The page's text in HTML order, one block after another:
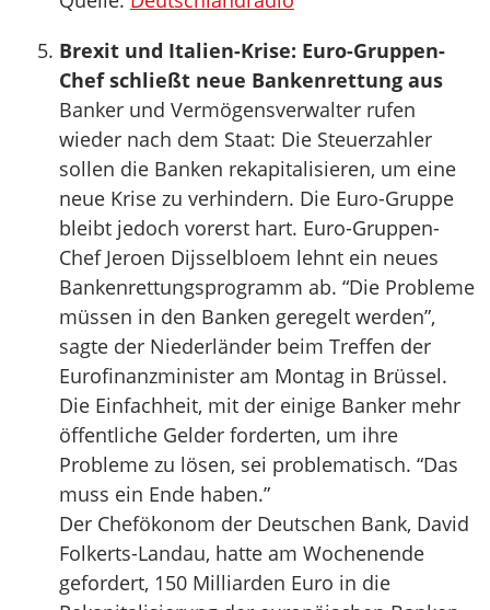
Brexit und Italien-Krise: Euro-Gruppen-
Chef schließt neue Bankenrettung aus
Banker und Vermögensverwalter rufen
wieder nach dem Staat: Die Steuerzahler
sollen die Banken rekapitalisieren, um eine
neue Krise zu verhindern. Die Euro-Gruppe
bleibt jedoch vorerst hart. Euro-Gruppen-
Chef Jeroen Dijsselbloem lehnt ein neues
Bankenrettungsprogramm ab. “Die Probleme
müssen in den Banken geregelt werden”,
sagte der Niederländer beim Treffen der
Eurofinanzminister am Montag in Brüssel.
Die Einfachheit, mit der einige Banker mehr
öffentliche Gelder forderten, um ihre
Probleme zu lösen, sei problematisch. “Das
muss ein Ende haben.”
Der Chefökonom der Deutschen Bank, David
Folkerts-Landau, hatte am Wochenende
gefordert, 150 Milliarden Euro in die